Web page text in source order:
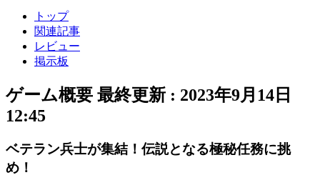
トップ
関連記事
レビュー
掲示板
ゲーム概要 最終更新 : 2023年9月14日
12:45
ベテラン兵士が集結！伝説となる極秘任務に挑
め！